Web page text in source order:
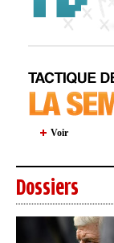
Voir
Dossiers